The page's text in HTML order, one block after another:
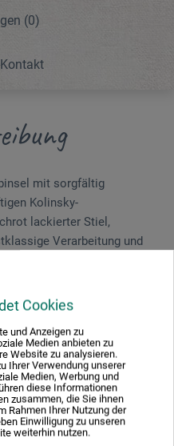
Cookies
und Anzeigen zu
Medien anbieten zu
Website zu analysieren.
Ihrer Verwendung unserer
Medien, Werbung und
diese Informationen
zusammen, die Sie ihnen
Rahmen Ihrer Nutzung der
Einwilligung zu unseren
weiterhin nutzen.
(0)
mit sorgfältig
Kolinsky-
lackierter Stiel,
Verarbeitung und
(0)
zu diesem Produkt